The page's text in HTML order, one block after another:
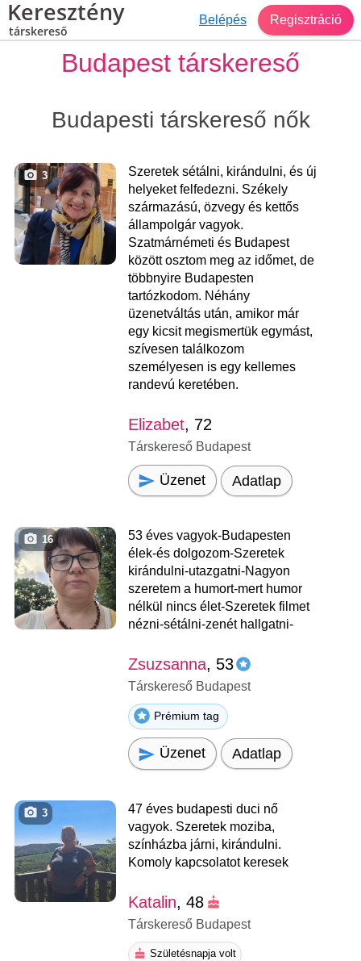
Keresztény
társkereső
Belépés Regisztráció
Budapest társkereső
Budapesti társkereső nők
3
Szeretek sétálni, kirándulni, és új
helyeket felfedezni. Székely
származású, özvegy és kettős
állampolgár vagyok.
Szatmárnémeti és Budapest
között osztom meg az időmet, de
többnyire Budapesten
tartózkodom. Néhány
üzenetváltás után, amikor már
egy kicsit megismertük egymást,
szívesen találkozom
személyesen is egy kellemes
randevú keretében.
Elizabet, 72
Társkereső Budapest
Üzenet Adatlap
16
53 éves vagyok-Budapesten
élek-és dolgozom-Szeretek
kirándulni-utazgatni-Nagyon
szeretem a humort-mert humor
nélkül nincs élet-Szeretek filmet
nézni-sétálni-zenét hallgatni-
Zsuzsanna, 53
Társkereső Budapest
Prémium tag
Üzenet Adatlap
3
47 éves budapesti duci nő
vagyok. Szeretek moziba,
színházba járni, kirándulni.
Komoly kapcsolatot keresek
Katalin, 48
Társkereső Budapest
Születésnapja volt